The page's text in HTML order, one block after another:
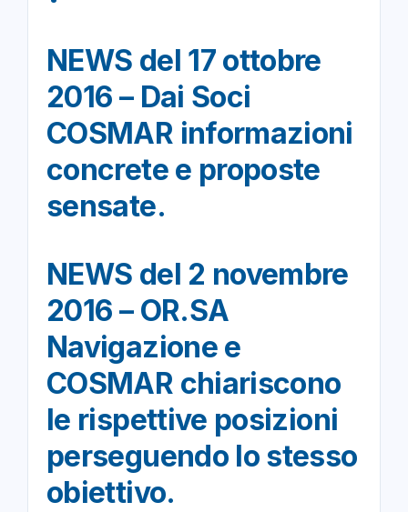
NEWS del 17 ottobre
2016 – Dai Soci
COSMAR informazioni
concrete e proposte
sensate.
NEWS del 2 novembre
2016 – OR.SA
Navigazione e
COSMAR chiariscono
le rispettive posizioni
perseguendo lo stesso
obiettivo.